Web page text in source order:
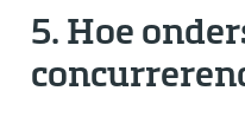
5. Hoe